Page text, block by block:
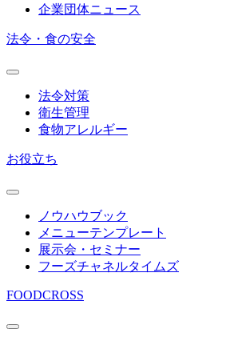
企業団体ニュース
法令・食の安全
法令対策
衛生管理
食物アレルギー
お役立ち
ノウハウブック
メニューテンプレート
展示会・セミナー
フーズチャネルタイムズ
FOODCROSS